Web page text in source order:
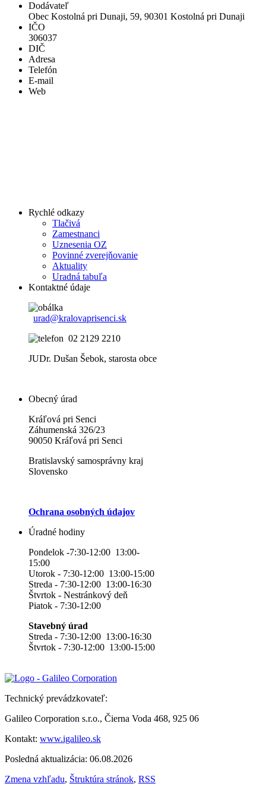
Dodávateľ
Obec Kostolná pri Dunaji, 59, 90301 Kostolná pri Dunaji
IČO
306037
DIČ
Adresa
Telefón
E-mail
Web
Rychlé odkazy
Tlačivá
Zamestnanci
Uznesenia OZ
Povinné zverejňovanie
Aktuality
Uradná tabuľa
Kontaktné údaje
urad@kralovaprisenci.sk
02 2129 2210
JUDr. Dušan Šebok, starosta obce
Obecný úrad
Kráľová pri Senci
Záhumenská 326/23
90050 Kráľová pri Senci
Bratislavský samosprávny kraj
Slovensko
Ochrana osobných údajov
Úradné hodiny
Pondelok -7:30-12:00 13:00-
15:00
Utorok - 7:30-12:00 13:00-15:00
Streda - 7:30-12:00 13:00-16:30
Štvrtok - Nestránkový deň
Piatok - 7:30-12:00
Stavebný úrad
Streda - 7:30-12:00 13:00-16:30
Štvrtok - 7:30-12:00 13:00-15:00
Technický prevádzkovateľ:
Galileo Corporation s.r.o., Čierna Voda 468, 925 06
Kontakt: www.igalileo.sk
Posledná aktualizácia: 06.08.2026
Zmena vzhľadu, Štruktúra stránok, RSS